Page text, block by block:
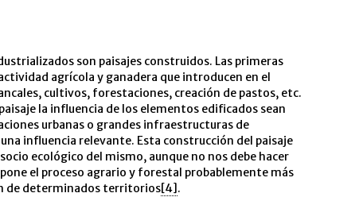
son paisajes construidos. Las primeras
agrícola y ganadera que introducen en el
cultivos, forestaciones, creación de pastos, etc.
la influencia de los elementos edificados sean
urbanas o grandes infraestructuras de
influencia relevante. Esta construcción del paisaje
ecológico del mismo, aunque no nos debe hacer
el proceso agrario y forestal probablemente más
de determinados territorios[4].